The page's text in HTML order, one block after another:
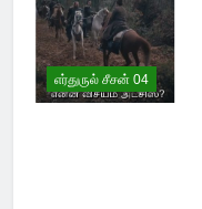
எர்துருல் சீசன் 04